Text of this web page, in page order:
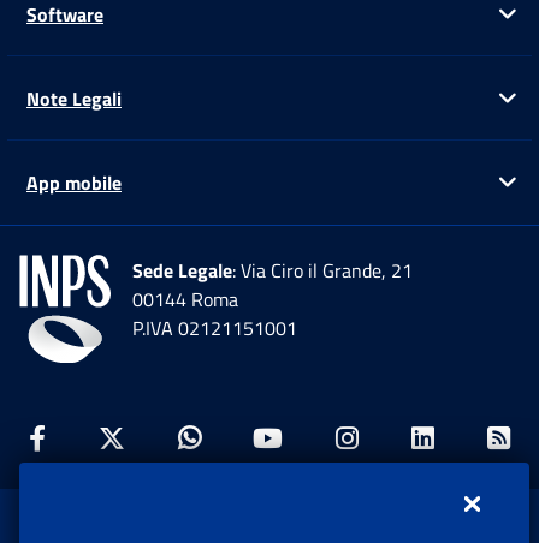
Software
Note Legali
App mobile
Sede Legale: Via Ciro il Grande, 21
00144 Roma
P.IVA 02121151001
Facebook: Apre una nuova finestra
Twitter: Apre una nuova finestra
Whatsapp: Apre una nuova
Youtube: Apre una
Instagram: